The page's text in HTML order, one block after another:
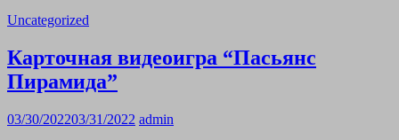
Uncategorized
Карточная видеоигра “Пасьянс
Пирамида”
03/30/202203/31/2022 admin